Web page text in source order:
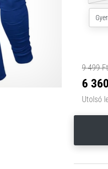
9 499 Ft
6
Utolsó